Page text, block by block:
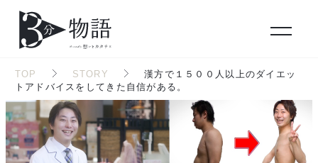
TOP STORY
漢方で１５００人以上のダイエッ
トアドバイスをしてきた自信がある。